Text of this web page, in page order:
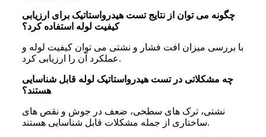
چگونه می توان از نتایج تست هیدرواستاتیک برای ارزیابی
کیفیت لوله استفاده کرد؟
با بررسی میزان افت فشار و نشتی می توان کیفیت لوله و
عملکرد آن را ارزیابی کرد.
چه مشکلاتی در تست هیدرواستاتیک لوله قابل شناسایی
هستند؟
نشتی، ترک های سطحی، ضعف در جوش و نقص های
ساختاری از جمله مشکلات قابل شناسایی هستند.